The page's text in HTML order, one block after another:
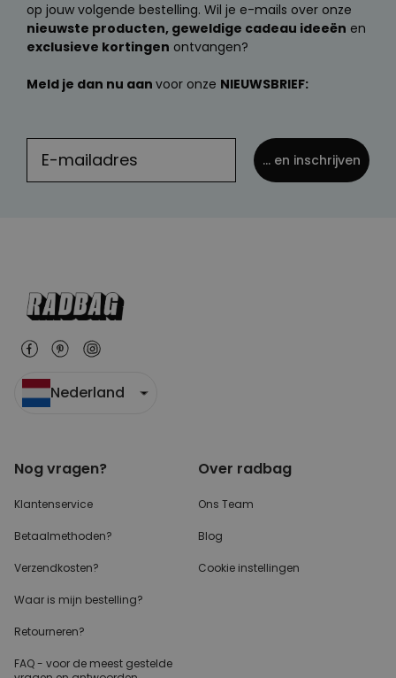
op jouw volgende bestelling. Wil je e-mails over onze
nieuwste producten, geweldige cadeau ideeën en
exclusieve kortingen ontvangen?
Meld je dan nu aan voor onze NIEUWSBRIEF:
... en inschrijven
Nederland
Nog vragen?
Klantenservice
Betaalmethoden?
Verzendkosten?
Waar is mijn bestelling?
Retourneren?
FAQ - voor de meest gestelde
Over radbag
Ons Team
Blog
Cookie instellingen